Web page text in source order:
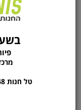
₪
139
טל חנות 03-5548248 נייד: 052-7005509.